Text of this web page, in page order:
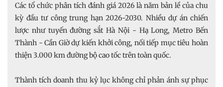
Các tổ chức phân tích đánh giá 2026 là năm bản lề của chu
kỳ đầu tư công trung hạn 2026-2030. Nhiều dự án chiến
lược như tuyến đường sắt Hà Nội - Hạ Long, Metro Bến
Thành - Cần Giờ dự kiến khởi công, nối tiếp mục tiêu hoàn
thiện 3.000 km đường bộ cao tốc trên toàn quốc.
Thành tích doanh thu kỷ lục không chỉ phản ánh sự phục